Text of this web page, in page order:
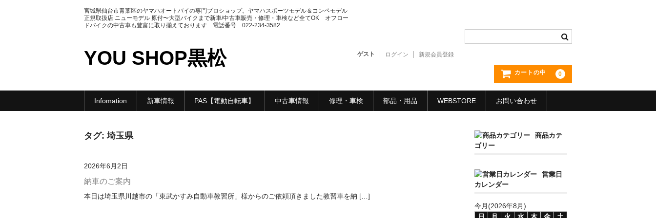
宮城県仙台市青葉区のヤマハオートバイの専門プロショップ。ヤマハスポーツモデル＆コンペモデル
正規取扱店 ニューモデル 原付〜大型バイクまで新車/中古車販売・修理・車検など全てOK オフロー
ドバイクの中古車も豊富に取り揃えております 電話番号 022-234-3582
YOU SHOP黒松 ゲスト ログイン 新規会員登録
カートの中 0
Infomation 新車情報 PAS【電動自転車】 中古車情報 修理・車検 部品・用品 WEBSTORE お問い合わせ
タグ:埼玉県
2026年6月2日
納車のご案内
本日は埼玉県川越市の「東武かすみ自動車教習所」様からのご依頼頂きました教習車を納 […]
商品カテ
ゴリー
営業日
カレンダー
今月(2026年8月)
日
月 火 水 木 金
土